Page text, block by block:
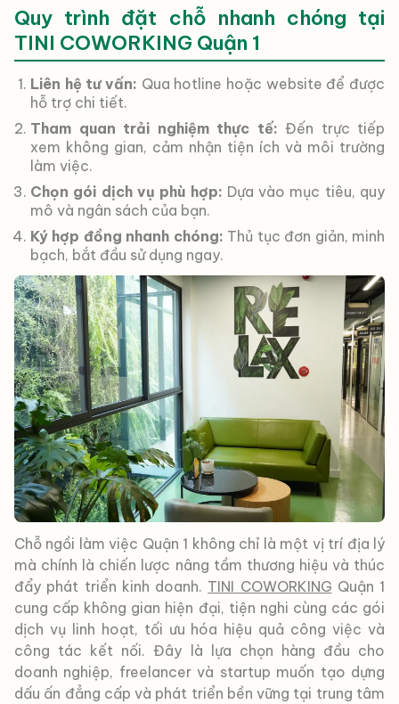
Quy trình đặt chỗ nhanh chóng tại
TINI COWORKING Quận 1
Liên hệ tư vấn: Qua hotline hoặc website để được
hỗ trợ chi tiết.
Tham quan trải nghiệm thực tế: Đến trực tiếp
xem không gian, cảm nhận tiện ích và môi trường
làm việc.
Chọn gói dịch vụ phù hợp: Dựa vào mục tiêu, quy
mô và ngân sách của bạn.
Ký hợp đồng nhanh chóng: Thủ tục đơn giản, minh
bạch, bắt đầu sử dụng ngay.
Chỗ ngồi làm việc Quận 1 không chỉ là một vị trí địa lý
mà chính là chiến lược nâng tầm thương hiệu và thúc
đẩy phát triển kinh doanh. TINI COWORKING Quận 1
cung cấp không gian hiện đại, tiện nghi cùng các gói
dịch vụ linh hoạt, tối ưu hóa hiệu quả công việc và
công tác kết nối. Đây là lựa chọn hàng đầu cho
doanh nghiệp, freelancer và startup muốn tạo dựng
dấu ấn đẳng cấp và phát triển bền vững tại trung tâm